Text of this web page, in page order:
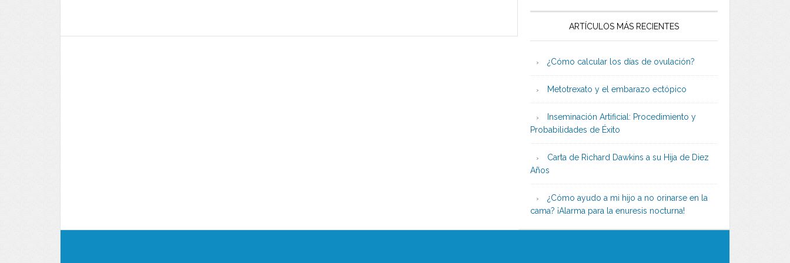
ARTÍCULOS MÁS RECIENTES
¿Cómo calcular los días de ovulación?
Metotrexato y el embarazo ectópico
Inseminación Artificial: Procedimiento y
Probabilidades de Éxito
Carta de Richard Dawkins a su Hija de Diez
Años
¿Cómo ayudo a mi hijo a no orinarse en la
cama? ¡Alarma para la enuresis nocturna!